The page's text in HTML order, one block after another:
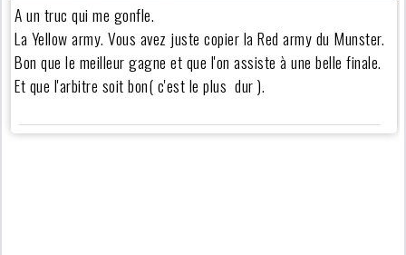
A un truc qui me gonfle.
La Yellow army. Vous avez juste copier la Red army du Munster.
Bon que le meilleur gagne et que l'on assiste à une belle finale.
Et que l'arbitre soit bon( c'est le plus dur ).